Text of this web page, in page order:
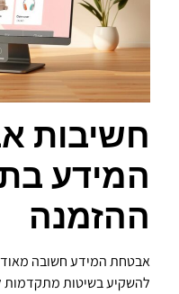
חשיבות
המידע
ההזמנה
אבטחת המידע חשובה
להשקיע בשיטות מתקדמות